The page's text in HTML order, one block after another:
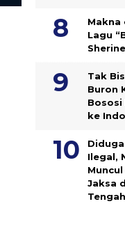
Makna
Lagu
Tak
Buron
ke
Ilegal,
Jaksa
Tengah